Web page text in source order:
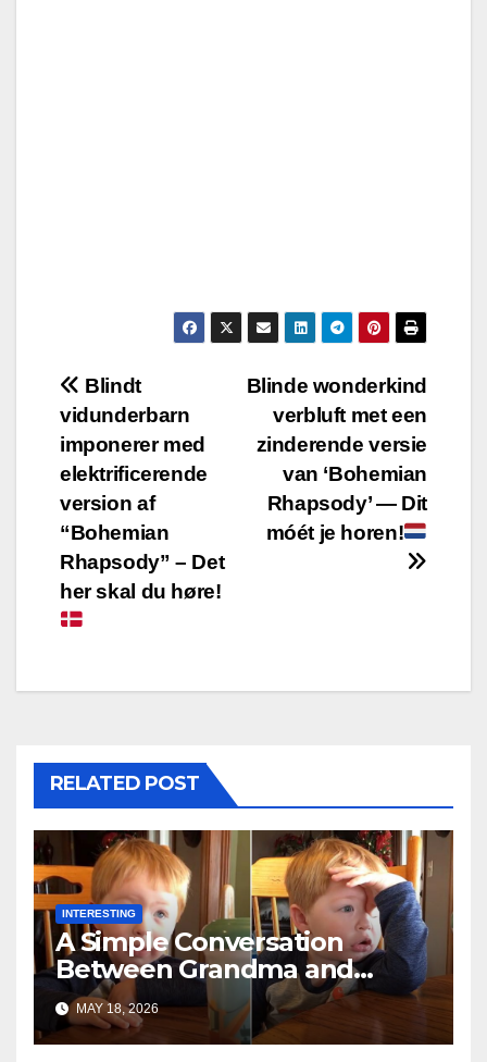
Post
navigation
Blinde wonderkind
verbluft met een
zinderende versie
van ‘Bohemian
Rhapsody’ — Dit
móét je horen!
Blindt
vidunderbarn
imponerer med
elektrificerende
version af
“Bohemian
Rhapsody” – Det
her skal du høre!
RELATED POST
INTERESTING
A Simple Conversation
Between Grandma and
Toddler Is Going Vira
MAY 18, 2026